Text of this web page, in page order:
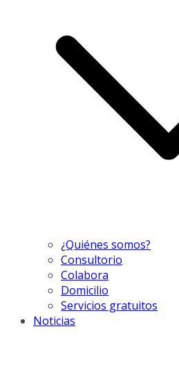
¿Quiénes somos?
Consultorio
Colabora
Domicilio
Servicios gratuitos
Noticias